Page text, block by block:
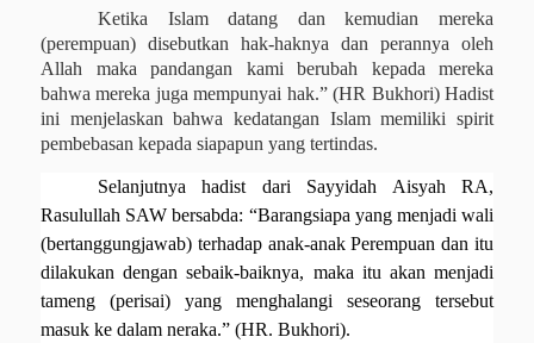
Ketika Islam datang dan kemudian mereka
(perempuan) disebutkan hak-haknya dan perannya oleh
Allah maka pandangan kami berubah kepada mereka
bahwa mereka juga mempunyai hak.” (HR Bukhori) Hadist
ini menjelaskan bahwa kedatangan Islam memiliki spirit
pembebasan kepada siapapun yang tertindas.
Selanjutnya hadist dari Sayyidah Aisyah RA,
Rasulullah SAW bersabda: “Barangsiapa yang menjadi wali
(bertanggungjawab) terhadap anak-anak Perempuan dan itu
dilakukan dengan sebaik-baiknya, maka itu akan menjadi
tameng (perisai) yang menghalangi seseorang tersebut
masuk ke dalam neraka.” (HR. Bukhori).